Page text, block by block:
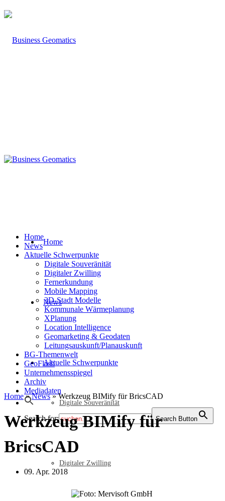
Home
News
Aktuelle Schwerpunkte
Digitale Souveränität
Digitaler Zwilling
Home
News
Aktuelle Schwerpunkte
Digitale Souveränität
Digitaler Zwilling
Fernerkundung
Mobile Mapping
3D-Stadt Modelle
Kommunale Wärmeplanung
XPlanung
Location Intelligence
Geomarketing & Geodaten
Leitungsauskunft/Planauskunft
BG-Themenwelt
GeoFlash
Unternehmensspiegel
Archiv
Mediadaten
Search for: Search Button
Home»News»Werkzeug BIMify für BricsCAD
Werkzeug BIMify für
BricsCAD
09. Apr. 2018